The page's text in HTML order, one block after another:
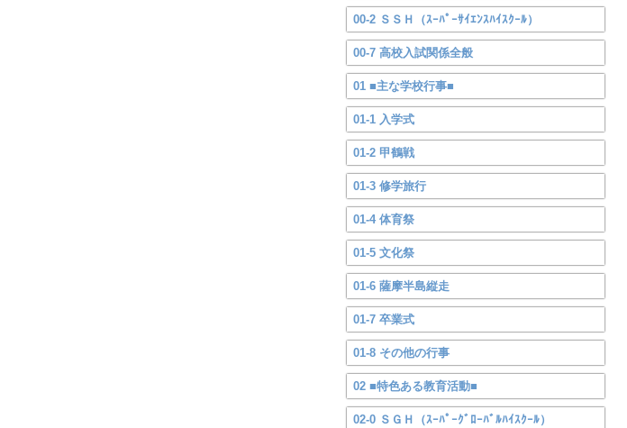
00-2 ＳＳＨ（ｽｰﾊﾟｰｻｲｴﾝｽﾊｲｽｸｰﾙ）
00-7 高校入試関係全般
01 ■主な学校行事■
01-1 入学式
01-2 甲鶴戦
01-3 修学旅行
01-4 体育祭
01-5 文化祭
01-6 薩摩半島縦走
01-7 卒業式
01-8 その他の行事
02 ■特色ある教育活動■
02-0 ＳＧＨ（ｽｰﾊﾟｰｸﾞﾛｰﾊﾞﾙﾊｲｽｸｰﾙ）